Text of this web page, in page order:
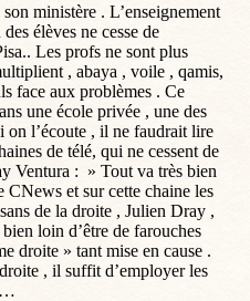
ministère . L’enseignement
élèves ne cesse de
Les profs ne sont plus
, abaya , voile , qamis,
face aux problèmes . Ce
une école privée , une des
on l’écoute , il ne faudrait lire
de télé, qui ne cessent de
Ventura : » Tout va très bien
CNews et sur cette chaine les
de la droite , Julien Dray ,
loin d’être de farouches
droite » tant mise en cause .
, il suffit d’employer les